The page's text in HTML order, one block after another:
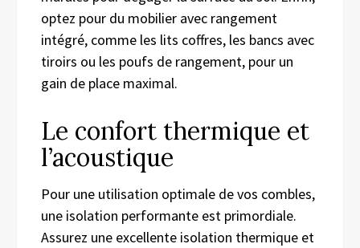
optez pour du mobilier avec rangement
intégré, comme les lits coffres, les bancs avec
tiroirs ou les poufs de rangement, pour un
gain de place maximal.
Le confort thermique et
l’acoustique
Pour une utilisation optimale de vos combles,
une isolation performante est primordiale.
Assurez une excellente isolation thermique et